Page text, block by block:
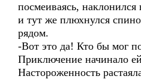
посмеиваясь,
и тут же плюхнулся
рядом.
-Вот это да! Кто бы мог
Приключение начинало
Настороженность